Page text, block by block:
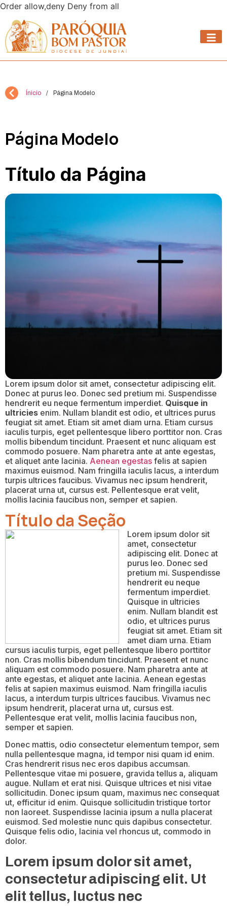
Order allow,deny Deny from all
Ínicio / Página Modelo
Página Modelo
Título da Página
Lorem ipsum dolor sit amet, consectetur adipiscing elit.
Donec at purus leo. Donec sed pretium mi. Suspendisse
hendrerit eu neque fermentum imperdiet. Quisque in
ultricies enim. Nullam blandit est odio, et ultrices purus
feugiat sit amet. Etiam sit amet diam urna. Etiam cursus
iaculis turpis, eget pellentesque libero porttitor non. Cras
mollis bibendum tincidunt. Praesent et nunc aliquam est
commodo posuere. Nam pharetra ante at ante egestas,
et aliquet ante lacinia. Aenean egestas felis at sapien
maximus euismod. Nam fringilla iaculis lacus, a interdum
turpis ultrices faucibus. Vivamus nec ipsum hendrerit,
placerat urna ut, cursus est. Pellentesque erat velit,
mollis lacinia faucibus non, semper et sapien.
Título da Seção
Lorem ipsum dolor sit
amet, consectetur
adipiscing elit. Donec at
purus leo. Donec sed
pretium mi. Suspendisse
hendrerit eu neque
fermentum imperdiet.
Quisque in ultricies
enim. Nullam blandit est
odio, et ultrices purus
feugiat sit amet. Etiam sit
amet diam urna. Etiam
cursus iaculis turpis, eget pellentesque libero porttitor
non. Cras mollis bibendum tincidunt. Praesent et nunc
aliquam est commodo posuere. Nam pharetra ante at
ante egestas, et aliquet ante lacinia. Aenean egestas
felis at sapien maximus euismod. Nam fringilla iaculis
lacus, a interdum turpis ultrices faucibus. Vivamus nec
ipsum hendrerit, placerat urna ut, cursus est.
Pellentesque erat velit, mollis lacinia faucibus non,
semper et sapien.
Donec mattis, odio consectetur elementum tempor, sem
nulla pellentesque magna, id tempor nisi quam id enim.
Cras hendrerit risus nec eros dapibus accumsan.
Pellentesque vitae mi posuere, gravida tellus a, aliquam
augue. Nullam et erat nisi. Quisque ultrices et nisi vitae
sollicitudin. Donec ipsum quam, maximus nec consequat
ut, efficitur id enim. Quisque sollicitudin tristique tortor
non laoreet. Suspendisse lacinia ipsum a nulla placerat
euismod. Sed molestie nunc quis dapibus consectetur.
Quisque felis odio, lacinia vel rhoncus ut, commodo in
dolor.
Lorem ipsum dolor sit amet,
consectetur adipiscing elit. Ut
elit tellus, luctus nec